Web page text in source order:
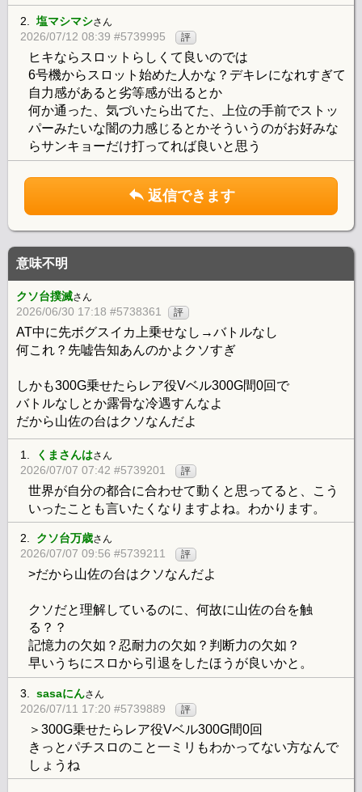
2. 塩マシマシさん
2026/07/12 08:39 #5739995 評
ヒキならスロットらしくて良いのでは
6号機からスロット始めた人かな？デキレになれすぎて
自力感があると劣等感が出るとか
何か通った、気づいたら出てた、上位の手前でストッ
パーみたいな闇の力感じるとかそういうのがお好みな
らサンキョーだけ打ってれば良いと思う
返信できます
意味不明
クソ台撲滅さん
2026/06/30 17:18 #5738361 評
AT中に先ボグスイカ上乗せなし→バトルなし
何これ？先嘘告知あんのかよクソすぎ
しかも300G乗せたらレア役Vベル300G間0回で
バトルなしとか露骨な冷遇すんなよ
だから山佐の台はクソなんだよ
1. くまさんはさん
2026/07/07 07:42 #5739201 評
世界が自分の都合に合わせて動くと思ってると、こう
いったことも言いたくなりますよね。わかります。
2. クソ台万歳さん
2026/07/07 09:56 #5739211 評
>だから山佐の台はクソなんだよ
クソだと理解しているのに、何故に山佐の台を触
る？？
記憶力の欠如？忍耐力の欠如？判断力の欠如？
早いうちにスロから引退をしたほうが良いかと。
3. sasaにんさん
2026/07/11 17:20 #5739889 評
＞300G乗せたらレア役Vベル300G間0回
きっとパチスロのこと一ミリもわかってない方なんで
しょうね